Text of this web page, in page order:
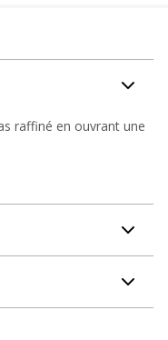
raffiné en ouvrant une